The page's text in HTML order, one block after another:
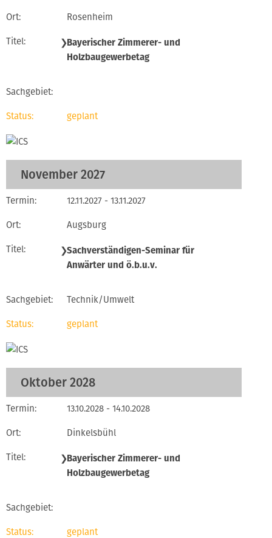
Rosenheim
❯Bayerischer Zimmerer- und
Holzbaugewerbetag
geplant
November 2027
12.11.2027 - 13.11.2027
Augsburg
❯Sachverständigen-Seminar für
Anwärter und ö.b.u.v.
Technik/Umwelt
geplant
Oktober 2028
13.10.2028 - 14.10.2028
Dinkelsbühl
❯Bayerischer Zimmerer- und
Holzbaugewerbetag
geplant